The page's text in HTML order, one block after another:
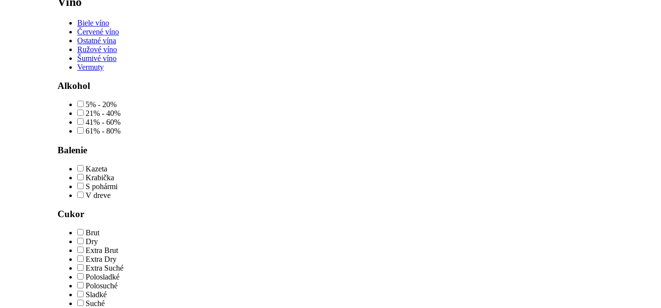
Biele víno
Červené víno
Ostatné vína
Ružové víno
Šumivé víno
Vermuty
Alkohol
5% - 20%
21% - 40%
41% - 60%
61% - 80%
Balenie
Kazeta
Krabička
S pohármi
V dreve
Cukor
Brut
Dry
Extra Brut
Extra Dry
Extra Suché
Polosladké
Polosuché
Sladké
Suché